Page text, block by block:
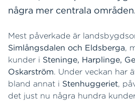
några mer centrala områden.
Mest påverkade är
Simlångsdalen och Eldsberga,
kunder i Steninge, Harplinge,
Oskarström. Under veckan har
bland annat i Stenhuggeriet,
det just nu några hundra